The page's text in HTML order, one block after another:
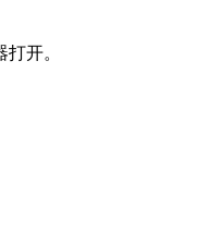
开。